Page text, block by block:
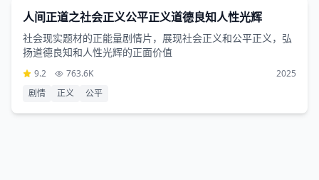
3小时56分钟
人间正道之社会正义公平正义道德良知人性光辉
社会现实题材的正能量剧情片，展现社会正义和公平正义，弘
扬道德良知和人性光辉的正面价值
9.2 763.6K
2025
剧情
正义 公平